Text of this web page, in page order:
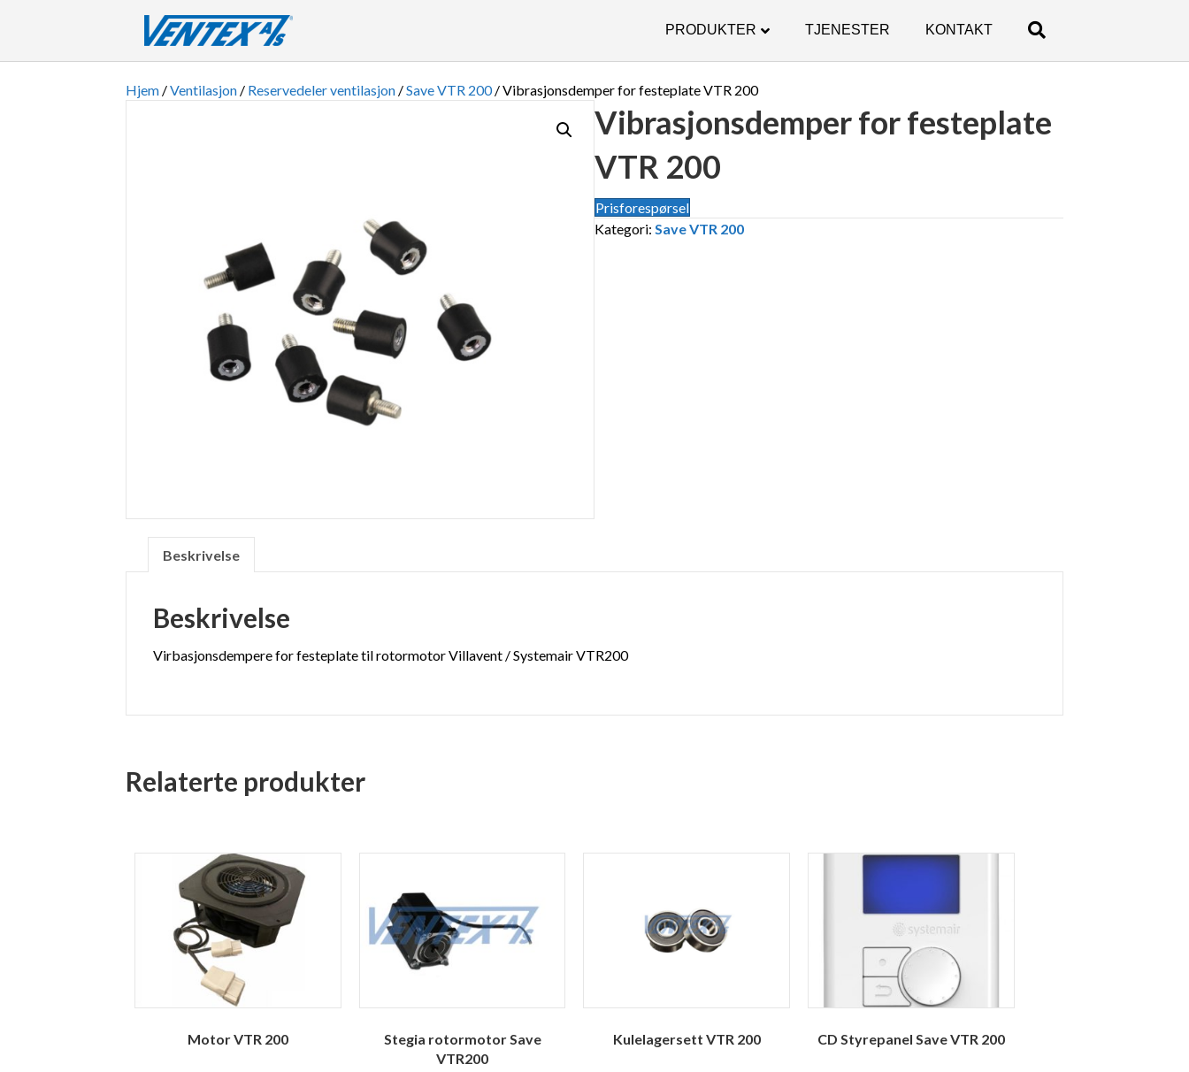
PRODUKTER TJENESTER KONTAKT
Hjem /Ventilasjon / Reservedeler ventilasjon /Save VTR 200/ Vibrasjonsdemper for festeplate VTR 200
Vibrasjonsdemper for festeplate
VTR 200
Prisforespørsel
Kategori: Save VTR 200
Beskrivelse
Beskrivelse
Virbasjonsdempere for festeplate til rotormotor Villavent / Systemair VTR200
Relaterte produkter
Motor VTR 200
Stegia rotormotor Save
VTR200
Kulelagersett VTR 200 CD Styrepanel Save VTR 200